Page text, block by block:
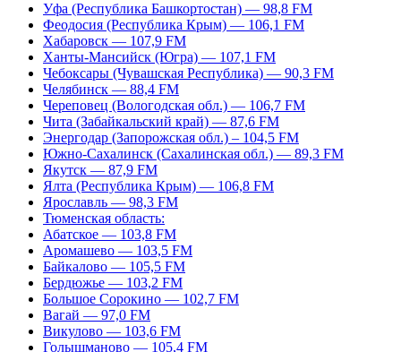
Уфа (Республика Башкортостан) — 98,8 FM
Феодосия (Республика Крым) — 106,1 FM
Хабаровск — 107,9 FM
Ханты-Мансийск (Югра) — 107,1 FM
Чебоксары (Чувашская Республика) — 90,3 FM
Челябинск — 88,4 FM
Череповец (Вологодская обл.) — 106,7 FM
Чита (Забайкальский край) — 87,6 FM
Энергодар (Запорожская обл.) – 104,5 FM
Южно-Сахалинск (Сахалинская обл.) — 89,3 FM
Якутск — 87,9 FM
Ялта (Республика Крым) — 106,8 FM
Ярославль — 98,3 FM
Тюменская область:
Абатское — 103,8 FM
Аромашево — 103,5 FM
Байкалово — 105,5 FM
Бердюжье — 103,2 FM
Большое Сорокино — 102,7 FM
Вагай — 97,0 FM
Викулово — 103,6 FM
Голышманово — 105,4 FM